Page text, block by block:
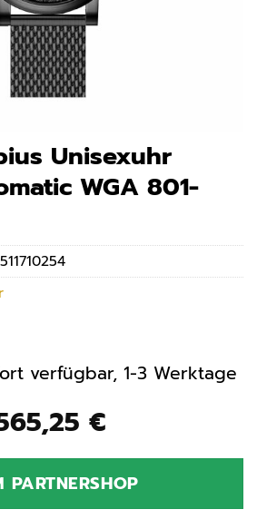
Unisexuhr
WGA 801-
Preis
€
€Aktueller
ist:
565,25 €.
verfügbar, 1-3 Werktage
PARTNERSHOP